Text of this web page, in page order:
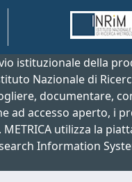
istituzionale della
Nazionale di
documentare,
ad accesso aperto, i
METRICA utilizza la
Information